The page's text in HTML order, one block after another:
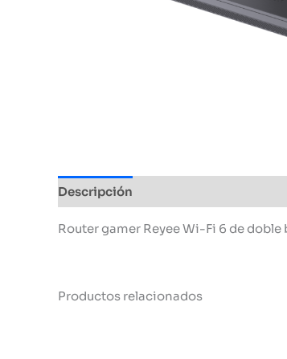
Descripción
Router gamer Reyee Wi-Fi 6 de
Productos relacionados